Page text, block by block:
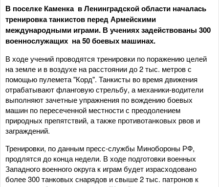
В поселке Каменка в Ленинградской области началась
тренировка танкистов перед Армейскими
международными играми. В учениях задействованы 300
военнослужащих на 50 боевых машинах.
В ходе учений проводятся тренировки по поражению целей
на земле и в воздухе на расстоянии до 2 тыс. метров с
помощью пулемета "Корд". Танкисты во время движения
отрабатывают фланговую стрельбу, а механики-водители
выполняют зачетные упражнения по вождению боевых
машин по пересеченной местности с преодолением
природных препятствий, а также противотанковых рвов и
заграждений.
Тренировки, по данным пресс-службы Минобороны РФ,
продлятся до конца недели. В ходе подготовки военных
Западного военного округа к играм будет израсходовано
более 300 танковых снарядов и свыше 2 тыс. патронов к